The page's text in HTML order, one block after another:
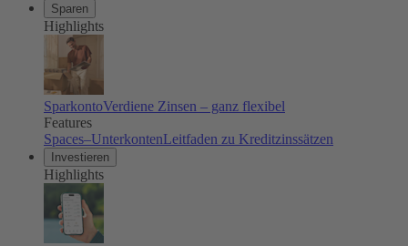
Sparen
Highlights
SparkontoVerdiene Zinsen – ganz flexibel
Features
Spaces–UnterkontenLeitfaden zu Kreditzinssätzen
Investieren
Highlights